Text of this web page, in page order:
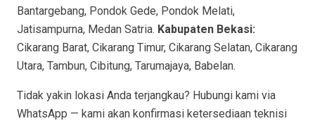
Bantargebang, Pondok Gede, Pondok Melati,
Jatisampurna, Medan Satria. Kabupaten Bekasi:
Cikarang Barat, Cikarang Timur, Cikarang Selatan, Cikarang
Utara, Tambun, Cibitung, Tarumajaya, Babelan.
Tidak yakin lokasi Anda terjangkau? Hubungi kami via
WhatsApp — kami akan konfirmasi ketersediaan teknisi